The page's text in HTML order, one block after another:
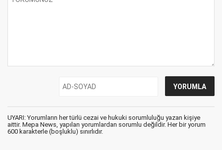
UYARI: Yorumların her türlü cezai ve hukuki sorumluluğu yazan kişiye
aittir. Mepa News, yapılan yorumlardan sorumlu değildir. Her bir yorum
600 karakterle (boşluklu) sınırlıdır.